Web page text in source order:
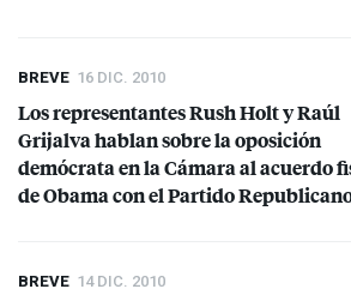
BREVE 16 DIC. 2010
Los representantes Rush Holt y Raúl
Grijalva hablan sobre la oposición
demócrata en la Cámara al acuerdo
de Obama con el Partido
BREVE 14 DIC. 2010